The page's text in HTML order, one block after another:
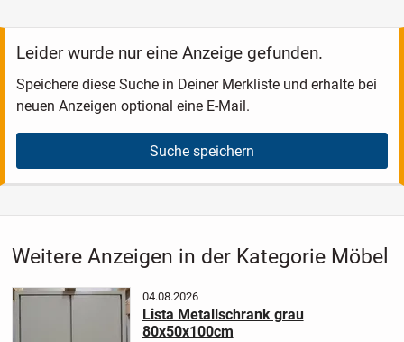
Leider wurde nur eine Anzeige gefunden.
Speichere diese Suche in Deiner Merkliste und erhalte bei
neuen Anzeigen optional eine E-Mail.
Suche speichern
Weitere Anzeigen in der Kategorie Möbel
04.08.2026
Lista Metallschrank grau
80x50x100cm